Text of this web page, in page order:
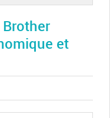
Brother
et